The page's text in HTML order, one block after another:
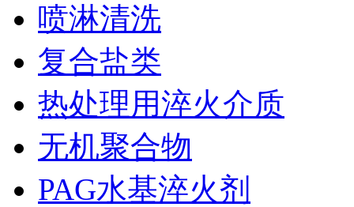
喷淋清洗
复合盐类
热处理用淬火介质
无机聚合物
PAG水基淬火剂